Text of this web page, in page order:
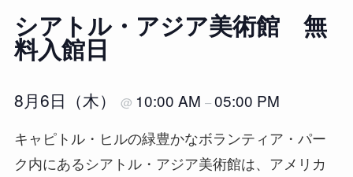
シアトル・アジア美術館 無
料入館日
8月6日（木） @ 10:00 AM –05:00 PM
キャピトル・ヒルの緑豊かなボランティア・パー
ク内にあるシアトル・アジア美術館は、アメリカ